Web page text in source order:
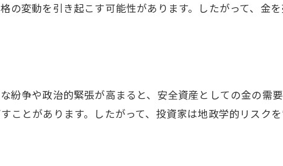
イミングを見極める方法
の変動に対応する方法
る最適な時期を探る
の変動を引き起こす可能性があります。したがって、金
紛争や政治的緊張が高まると、安全資産としての金の需
ことがあります。したがって、投資家は地政学的リスク